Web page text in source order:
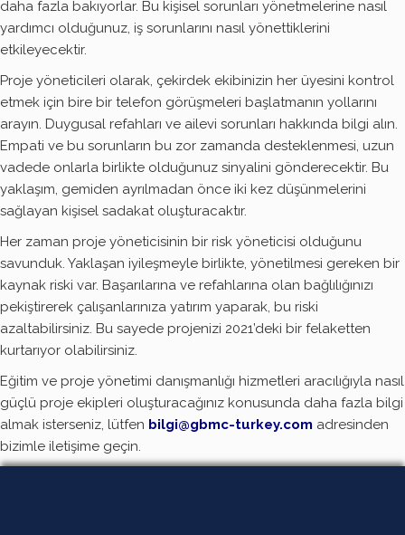
daha fazla bakıyorlar. Bu kişisel sorunları yönetmelerine nasıl
yardımcı olduğunuz, iş sorunlarını nasıl yönettiklerini
etkileyecektir.
Proje yöneticileri olarak, çekirdek ekibinizin her üyesini kontrol
etmek için bire bir telefon görüşmeleri başlatmanın yollarını
arayın. Duygusal refahları ve ailevi sorunları hakkında bilgi alın.
Empati ve bu sorunların bu zor zamanda desteklenmesi, uzun
vadede onlarla birlikte olduğunuz sinyalini gönderecektir. Bu
yaklaşım, gemiden ayrılmadan önce iki kez düşünmelerini
sağlayan kişisel sadakat oluşturacaktır.
Her zaman proje yöneticisinin bir risk yöneticisi olduğunu
savunduk. Yaklaşan iyileşmeyle birlikte, yönetilmesi gereken bir
kaynak riski var. Başarılarına ve refahlarına olan bağlılığınızı
pekiştirerek çalışanlarınıza yatırım yaparak, bu riski
azaltabilirsiniz. Bu sayede projenizi 2021’deki bir felaketten
kurtarıyor olabilirsiniz.
Eğitim ve proje yönetimi danışmanlığı hizmetleri aracılığıyla nasıl
güçlü proje ekipleri oluşturacağınız konusunda daha fazla bilgi
almak isterseniz, lütfen bilgi@gbmc-turkey.com adresinden
bizimle iletişime geçin.